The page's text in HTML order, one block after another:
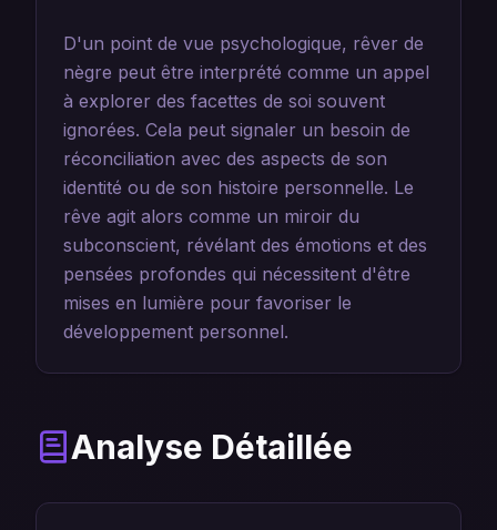
D'un point de vue psychologique, rêver de
nègre peut être interprété comme un appel
à explorer des facettes de soi souvent
ignorées. Cela peut signaler un besoin de
réconciliation avec des aspects de son
identité ou de son histoire personnelle. Le
rêve agit alors comme un miroir du
subconscient, révélant des émotions et des
pensées profondes qui nécessitent d'être
mises en lumière pour favoriser le
développement personnel.
Analyse Détaillée